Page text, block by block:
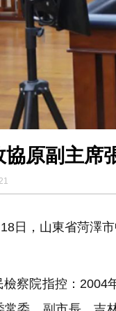
協原副主席
日，山東省菏澤
察院指控：2004